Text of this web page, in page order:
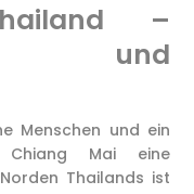
–
und
Menschen und ein
Mai eine
Thailands ist